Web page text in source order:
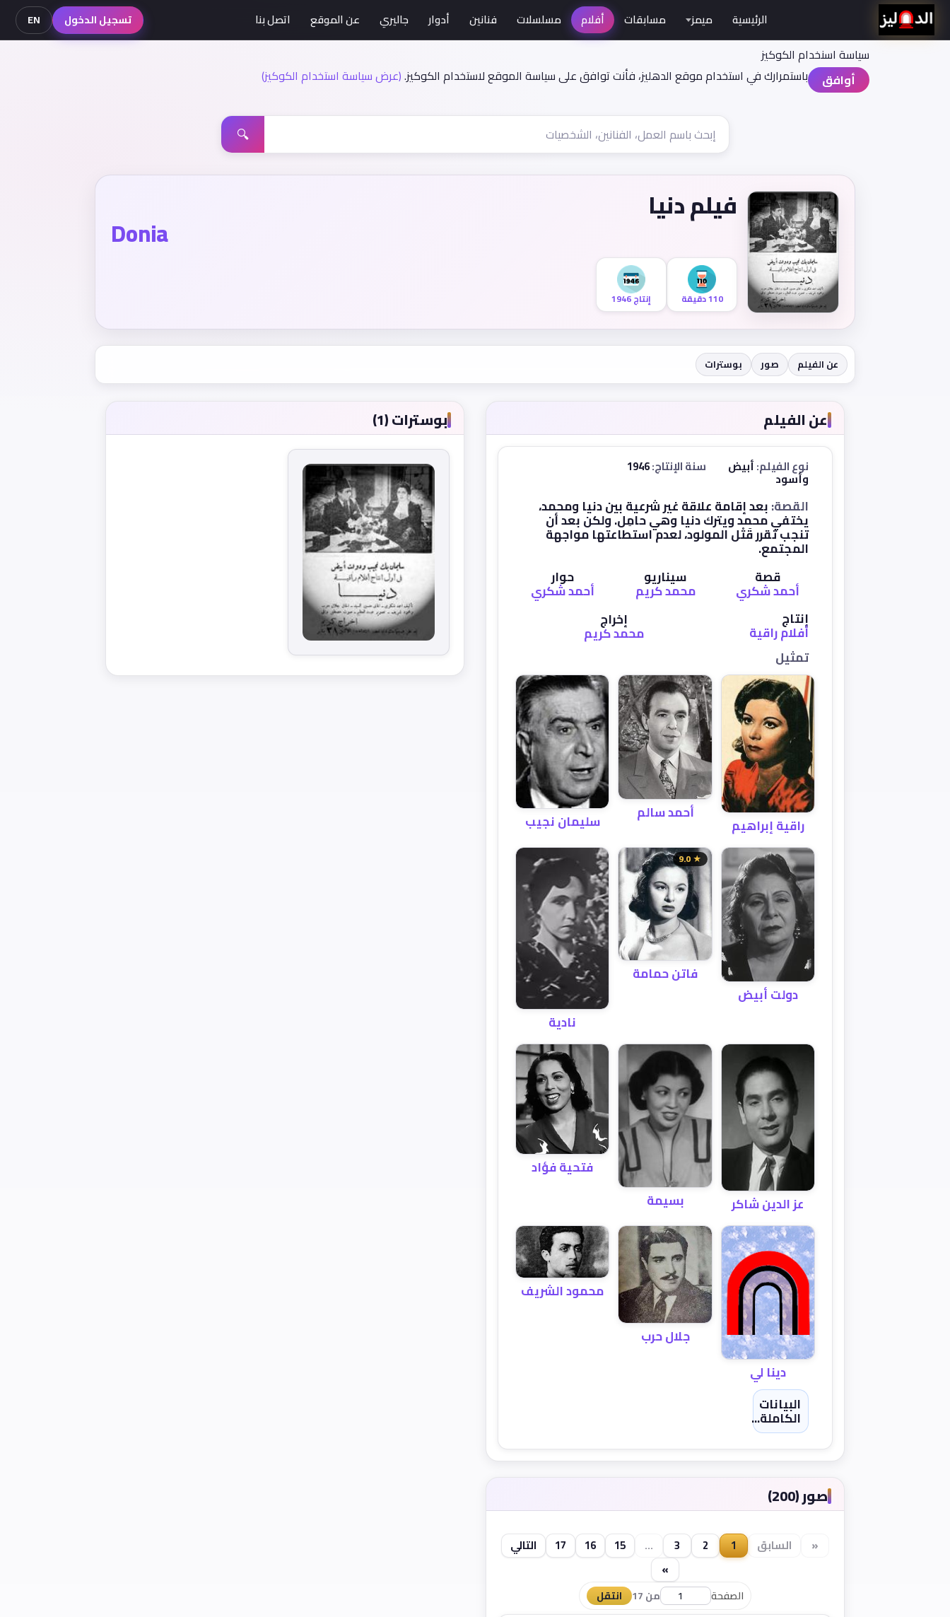
سياسة اسنخدام الكوكيز
أوافق
باستمرارك في استخدام موقع الدهليز، فأنت توافق على سياسة الموقع لاستخدام الكوكيز.(عرض سياسة استخدام الكوكيز)
الرئيسية ميمز مسابقات أفلام مسلسلات فنانين أدوار جاليري عن الموقع اتصل بنا تسجيل الدخول EN
🔍
فيلم دنيا
Donia
110 دقيقة إنتاج 1946
عن الفيلم صور بوسترات
عن الفيلم
نوع الفيلم:أبيض
وأسود
سنة الإنتاج:1946
القصة:بعد إقامة علاقة غير شرعية بين دنيا ومحمد،
يختفي محمد ويترك دنيا وهي حامِل. ولكن بعد أن
تنجب تقرر قَتْل المولود، لعدم استطاعتها مواجهة
المجتمع.
قصة
أحمد شكري
سيناريو
محمد كريم
حوار
أحمد شكري
إنتاج
أفلام راقية
إخراج
محمد كريم
تمثيل
راقية إبراهيم
أحمد سالم سليمان نجيب
دولت أبيض
★ 9.0
فاتن حمامة
نادية
عز الدين شاكر بسيمة
فتحية فؤاد
دينا لي
جلال حرب
محمود الشريف
البيانات
الكاملة...
صور (200)
« السابق 1
2
3
...
15
16
17
التالي
»
الصفحة من 17 انتقل
بوسترات (1)